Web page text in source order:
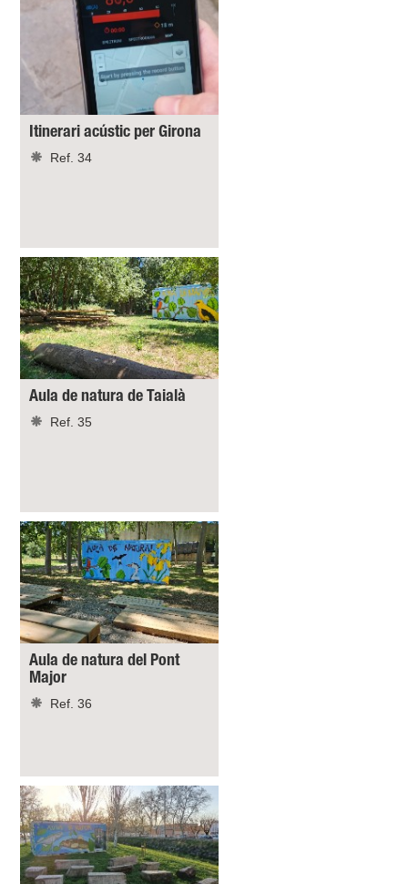
Itinerari acústic per Girona
Ref. 34
Aula de natura de Taialà
Ref. 35
Aula de natura del Pont
Major
Ref. 36